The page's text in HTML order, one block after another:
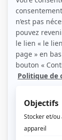
Marco Lachance
Le bonheur
Caméra café II
Caméra café II
Conseils de
Madame Lebrun
VRAK la vieAuteur
Les Parent
Pendant ce